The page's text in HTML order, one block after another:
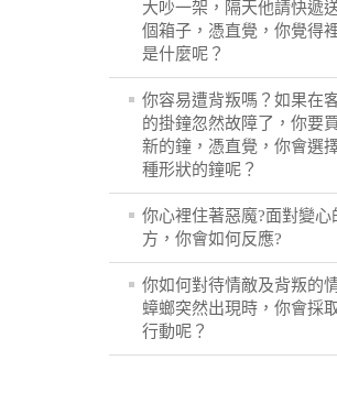
大吵一架，隔天他請快遞
個箱子，憑直覺，你覺得
是什麼呢？
你容易遭背叛嗎？如果在
的掛鐘忽然故障了，你要
新的鐘，憑直覺，你會選
種形狀的鐘呢？
你心裡住著惡魔?面對變心
方，你會如何反應?
你如何對待情敵及背叛的
蟑螂突然出現時，你會採
行動呢？